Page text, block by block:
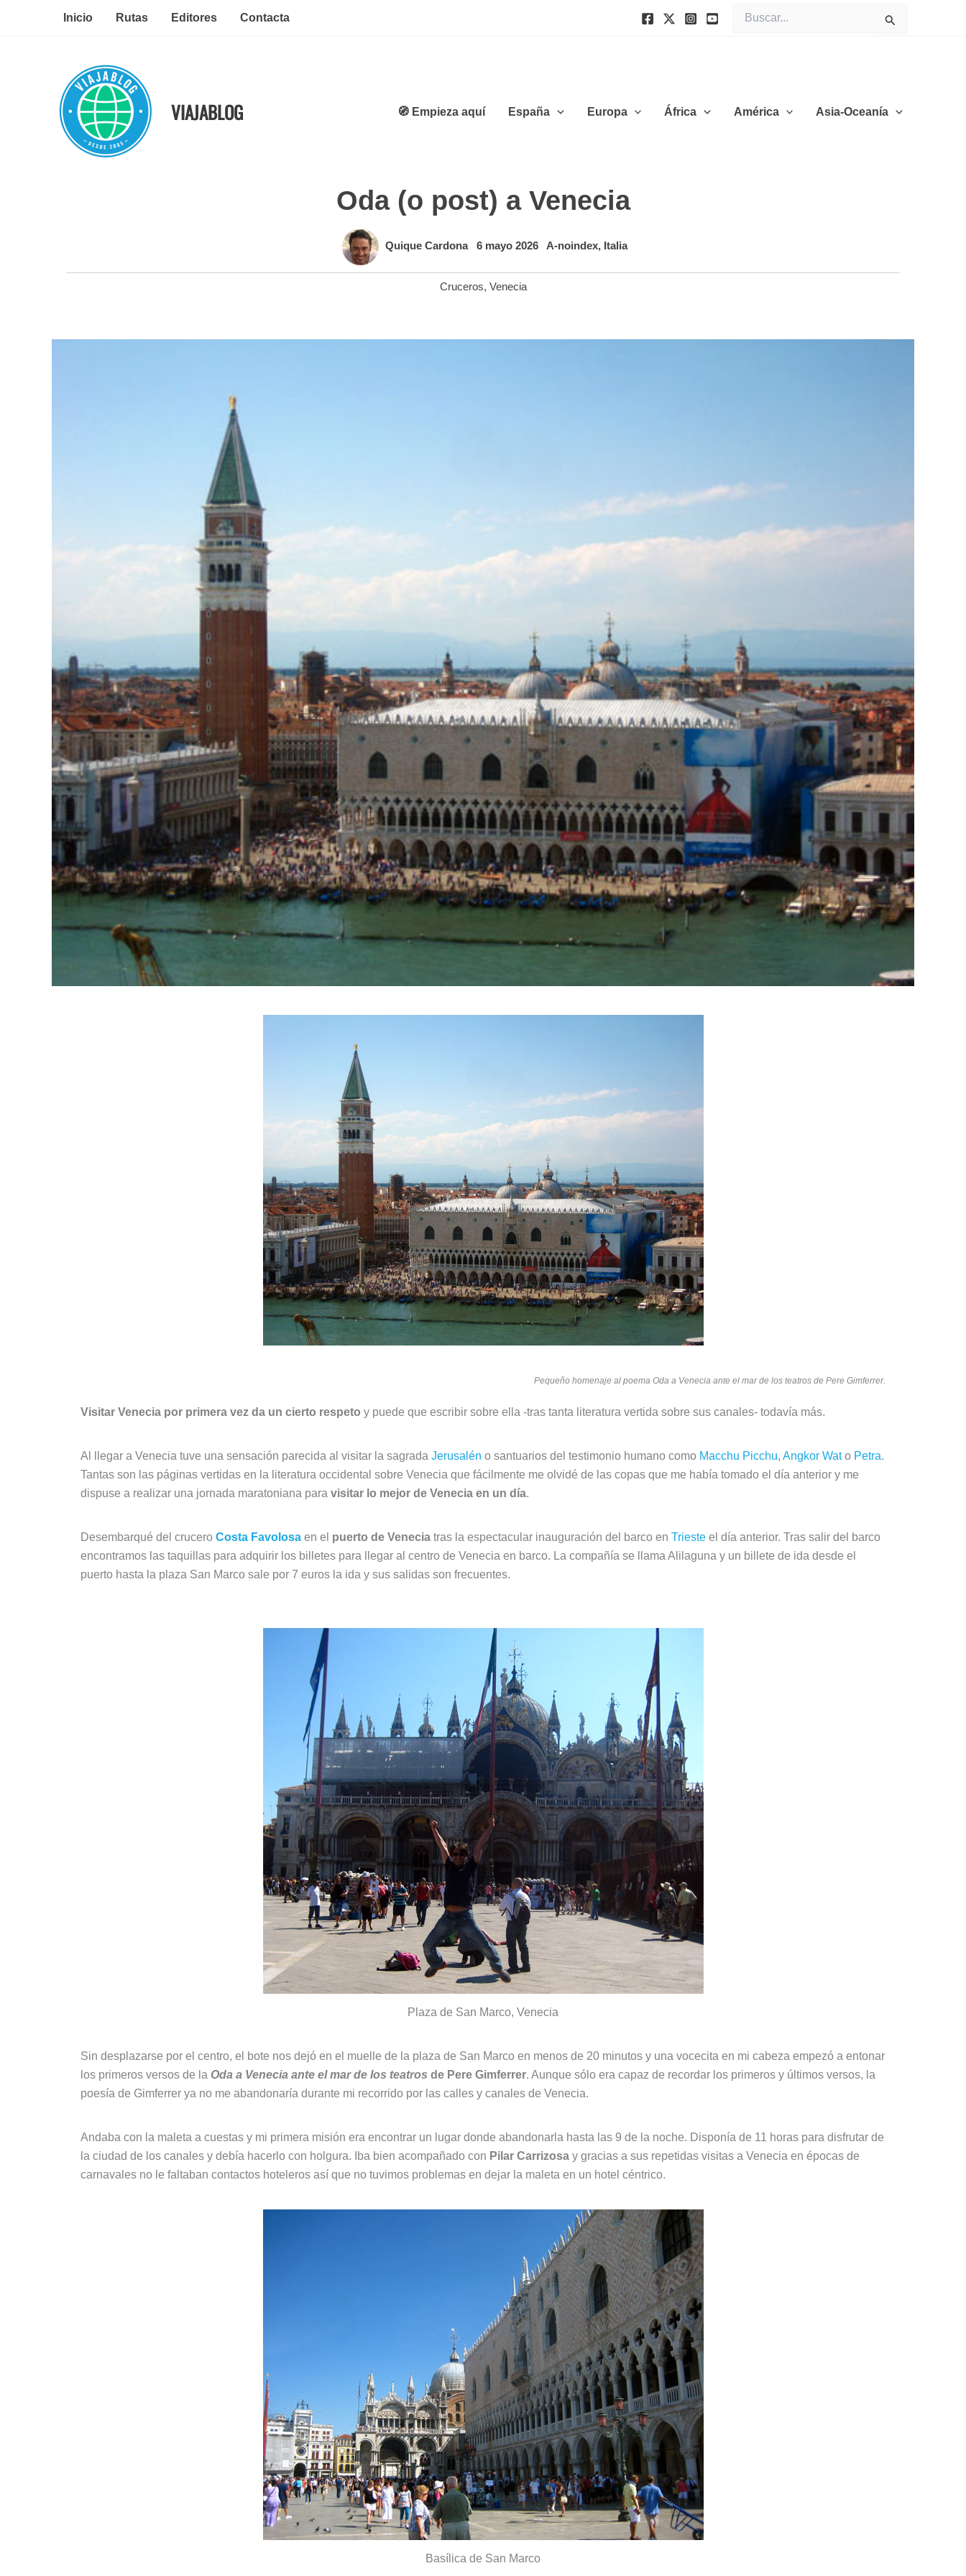
Inicio Rutas Editores Contacta
por:
VIAJABLOG 🧭 Empieza aquí España Europa África América Asia-Oceanía
Oda (o post) a Venecia
Quique Cardona 6 mayo 2026 A-noindex, Italia
Cruceros, Venecia
Pequeño homenaje al poema Oda a Venecia ante el mar de los teatros de Pere Gimferrer.
Visitar Venecia por primera vez da un cierto respeto y puede que escribir sobre ella -tras tanta literatura vertida sobre sus canales- todavía más.
Al llegar a Venecia tuve una sensación parecida al visitar la sagrada Jerusalén o santuarios del testimonio humano como Macchu Picchu, Angkor Wato Petra.
Tantas son las páginas vertidas en la literatura occidental sobre Venecia que fácilmente me olvidé de las copas que me había tomado el día anterior y me
dispuse a realizar una jornada maratoniana para visitar lo mejor de Venecia en un día.
Desembarqué del crucero Costa Favolosa en el puerto de Venecia tras la espectacular inauguración del barco en Trieste el día anterior. Tras salir del barco
encontramos las taquillas para adquirir los billetes para llegar al centro de Venecia en barco. La compañía se llama Alilaguna y un billete de ida desde el
puerto hasta la plaza San Marco sale por 7 euros la ida y sus salidas son frecuentes.
Plaza de San Marco, Venecia
Sin desplazarse por el centro, el bote nos dejó en el muelle de la plaza de San Marco en menos de 20 minutos y una vocecita en mi cabeza empezó a entonar
los primeros versos de la Oda a Venecia ante el mar de los teatros de Pere Gimferrer. Aunque sólo era capaz de recordar los primeros y últimos versos, la
poesía de Gimferrer ya no me abandonaría durante mi recorrido por las calles y canales de Venecia.
Andaba con la maleta a cuestas y mi primera misión era encontrar un lugar donde abandonarla hasta las 9 de la noche. Disponía de 11 horas para disfrutar de
la ciudad de los canales y debía hacerlo con holgura. Iba bien acompañado con Pilar Carrizosa y gracias a sus repetidas visitas a Venecia en épocas de
carnavales no le faltaban contactos hoteleros así que no tuvimos problemas en dejar la maleta en un hotel céntrico.
Basílica de San Marco